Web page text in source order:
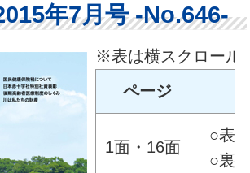
年7月号 -No.646-
※表は横スクロール
ページ
1面・16面
○表
○裏